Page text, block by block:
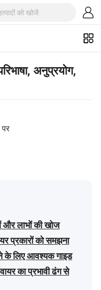
लेख
अनुप्रयोग,
पर
और लाभों की खोज
प्रकारों को समझना
के लिए आवश्यक गाइड
का प्रभावी ढंग से